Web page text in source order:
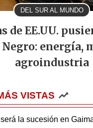
DEL SUR AL MUNDO
de EE.UU.
Negro: energía,
agroindustria
VISTAS
la sucesión en